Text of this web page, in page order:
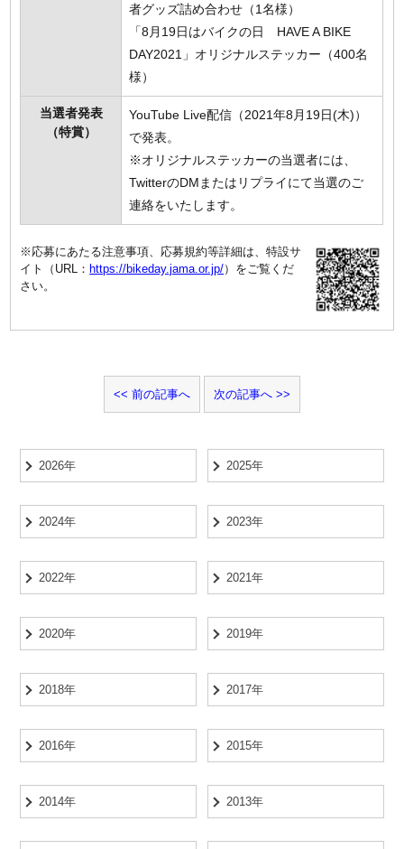
者グッズ詰め合わせ（1名様）
「8月19日はバイクの日 HAVE A BIKE
DAY2021」オリジナルステッカー（400名
様）
当選者発表
（特賞）
YouTube Live配信（2021年8月19日(木)）
で発表。
※オリジナルステッカーの当選者には、
TwitterのDMまたはリプライにて当選のご
連絡をいたします。
※応募にあたる注意事項、応募規約等詳細は、特設サ
イト（URL： https://bikeday.jama.or.jp/）をご覧くだ
さい。
前の記事へ 次の記事へ
2026年 2025年
2024年 2023年
2022年 2021年
2020年 2019年
2018年 2017年
2016年 2015年
2014年 2013年